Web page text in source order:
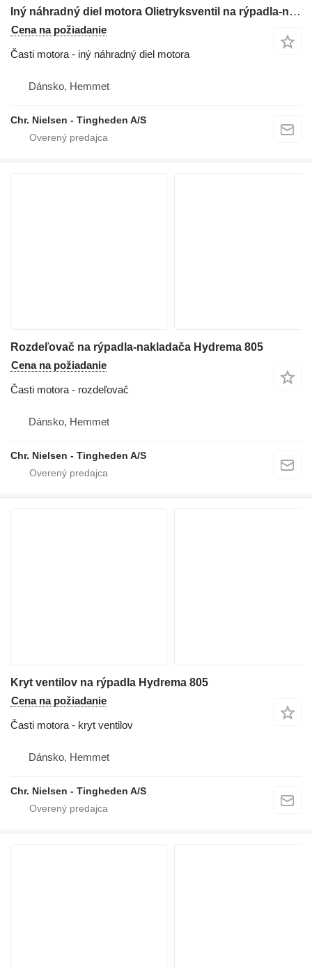
Iný náhradný diel motora Olietryksventil na rýpadla-nakladača Hydrema 805
Cena na požiadanie
Časti motora - iný náhradný diel motora
Dánsko, Hemmet
Chr. Nielsen - Tingheden A/S
Rozdeľovač na rýpadla-nakladača Hydrema 805
Cena na požiadanie
Časti motora - rozdeľovač
Dánsko, Hemmet
Chr. Nielsen - Tingheden A/S
Kryt ventilov na rýpadla Hydrema 805
Cena na požiadanie
Časti motora - kryt ventilov
Dánsko, Hemmet
Chr. Nielsen - Tingheden A/S